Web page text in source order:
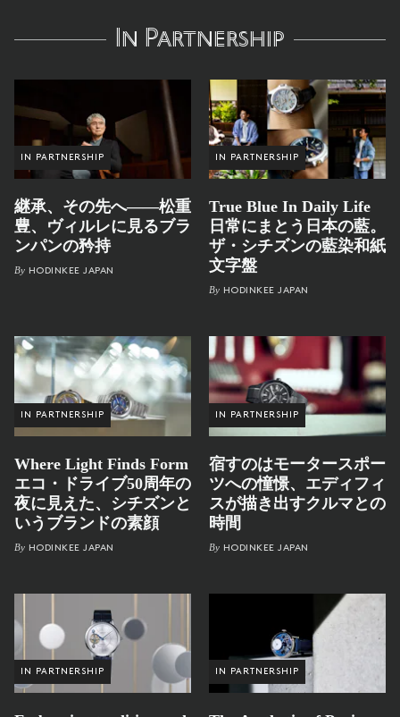
In Partnership
IN PARTNERSHIP
継承、その先へ——松重
豊、ヴィルレに見るブラ
ンパンの矜持
By HODINKEE JAPAN
IN PARTNERSHIP
True Blue In Daily Life
日常にまとう日本の藍。
ザ・シチズンの藍染和紙
文字盤
By HODINKEE JAPAN
IN PARTNERSHIP
Where Light Finds Form
エコ・ドライブ50周年の
夜に見えた、シチズンと
いうブランドの素顔
By HODINKEE JAPAN
IN PARTNERSHIP
宿すのはモータースポー
ツへの憧憬、エディフィ
スが描き出すクルマとの
時間
By HODINKEE JAPAN
IN PARTNERSHIP IN PARTNERSHIP